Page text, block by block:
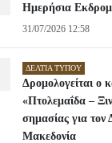
Ημερήσια
31/07/2026 12:58
ΔΕΛΤΊΑ ΤΎΠΟΥ
Δρομολογείται ο
«Πτολεμαΐδα –
σημασίας για τον
Μακεδονία